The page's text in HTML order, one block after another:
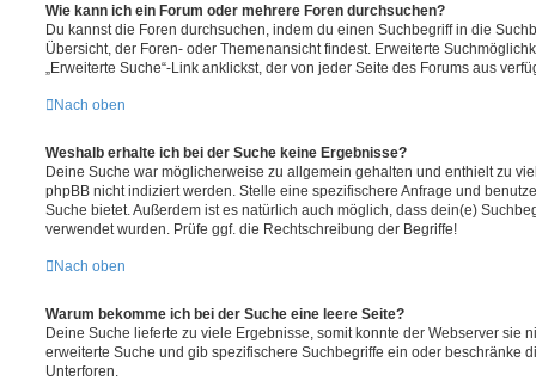
Wie kann ich ein Forum oder mehrere Foren durchsuchen?
Du kannst die Foren durchsuchen, indem du einen Suchbegriff in die
Übersicht, der Foren- oder Themenansicht findest. Erweiterte
„Erweiterte Suche“-Link anklickst, der von jeder Seite des Forums aus
Nach oben
Weshalb erhalte ich bei der Suche keine Ergebnisse?
Deine Suche war möglicherweise zu allgemein gehalten und enthielt zu
phpBB nicht indiziert werden. Stelle eine spezifischere Anfrage und
Suche bietet. Außerdem ist es natürlich auch möglich, dass dein(e)
verwendet wurden. Prüfe ggf. die Rechtschreibung der Begriffe!
Nach oben
Warum bekomme ich bei der Suche eine leere Seite?
Deine Suche lieferte zu viele Ergebnisse, somit konnte der Webserver sie
erweiterte Suche und gib spezifischere Suchbegriffe ein oder beschränke
Unterforen.